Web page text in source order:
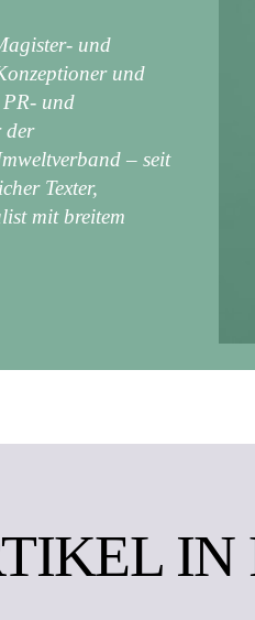
und
und
und
der
– seit
Texter,
mit breitem
IN